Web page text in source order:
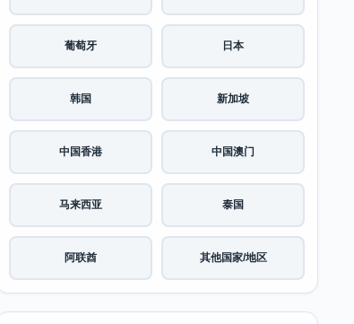
葡萄牙 日本
韩国 新加坡
中国香港 中国澳门
马来西亚 泰国
阿联酋 其他国家/地区